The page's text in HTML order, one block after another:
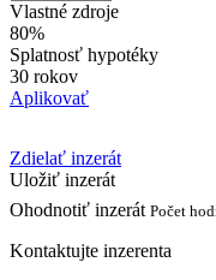
Vlastné zdroje
80%
Splatnosť hypotéky
30 rokov
Aplikovať
Zdielať inzerát
Uložiť inzerát
Ohodnotiť inzerát Počet
Kontaktujte inzerenta